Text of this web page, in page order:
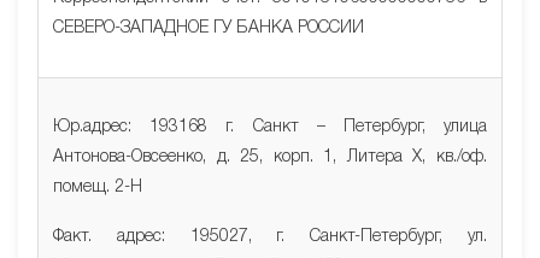
СЕВЕРО-ЗАПАДНОЕ ГУ БАНКА РОССИИ
Юр.адрес: 193168 г. Санкт – Петербург, улица
Антонова-Овсеенко, д. 25, корп. 1, Литера Х, кв./оф.
помещ. 2-Н
Факт. адрес: 195027, г. Санкт-Петербург, ул.